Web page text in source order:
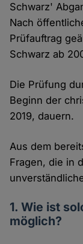
Schwarz'
Nach
Prüfauftrag
Schwarz ab
Die Prüfung
Beginn der
2019, dauern.
Aus dem
Fragen, die in
1. Wie ist
möglich?